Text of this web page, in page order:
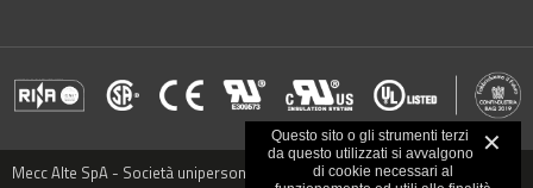
Mecc Alte SpA - Società unipersonale - Via Roma, 20 - 36051 Creazzo,
✕
Questo sito o gli strumenti terzi
da questo utilizzati si avvalgono
di cookie necessari al